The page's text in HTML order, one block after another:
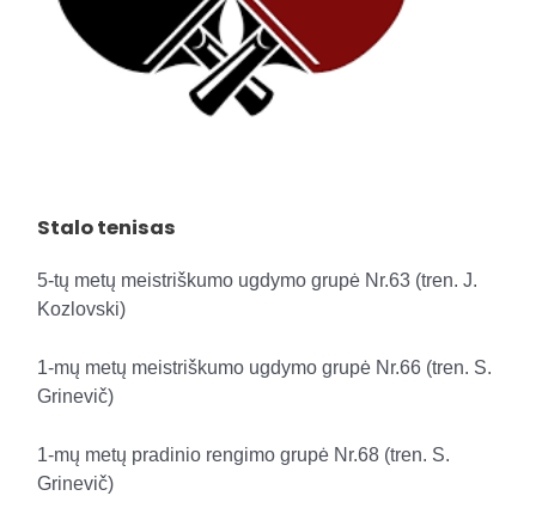
Stalo tenisas
5-tų metų meistriškumo ugdymo grupė Nr.63 (tren. J.
Kozlovski)
1-mų metų meistriškumo ugdymo grupė Nr.66 (tren. S.
Grinevič)
1-mų metų pradinio rengimo grupė Nr.68 (tren. S.
Grinevič)